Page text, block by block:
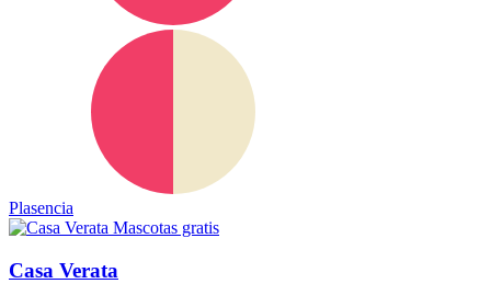
Plasencia
Mascotas gratis
Casa Verata